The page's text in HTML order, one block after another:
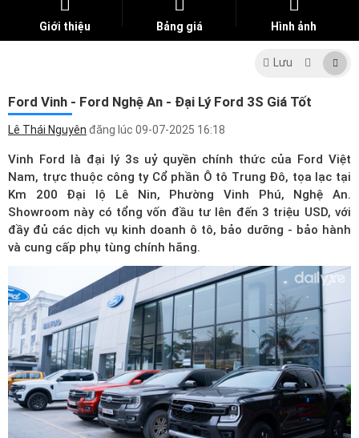
Giới thiệu Bảng giá Hình ảnh
Lưu
Ford Vinh - Ford Nghệ An - Đại Lý Ford 3S Giá Tốt
Lê Thái Nguyên đăng lúc 09-07-2025 16:18
Vinh Ford là đại lý 3s uỷ quyền chính thức của Ford Việt
Nam, trực thuộc công ty Cổ phần Ô tô Trung Đô, tọa lạc tại
Km 200 Đại lộ Lê Nin, Phường Vinh Phú, Nghệ An.
Showroom này có tổng vốn đầu tư lên đến 3 triệu USD, với
đầy đủ các dịch vụ kinh doanh ô tô, bảo dưỡng - bảo hành
và cung cấp phụ tùng chính hãng.